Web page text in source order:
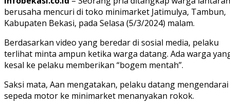
berusaha mencuri di toko minimarket Jatimulya, Tambun,
Kabupaten Bekasi, pada Selasa (5/3/2024) malam.
Berdasarkan video yang beredar di sosial media, pelaku
terlihat minta ampun ketika warga datang. Ada warga
kesal ke pelaku memberikan “bogem mentah”.
Saksi mata, Aan mengatakan, pelaku datang mengendarai
sepeda motor ke minimarket menanyakan rokok.